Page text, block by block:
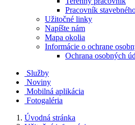
Pracovník
Užitočné linky
Napíšte nám
Mapa okolia
Informácie o ochrane
Ochrana osobných
Služby
Noviny
Mobilná aplikácia
Fotogaléria
Úvodná stránka